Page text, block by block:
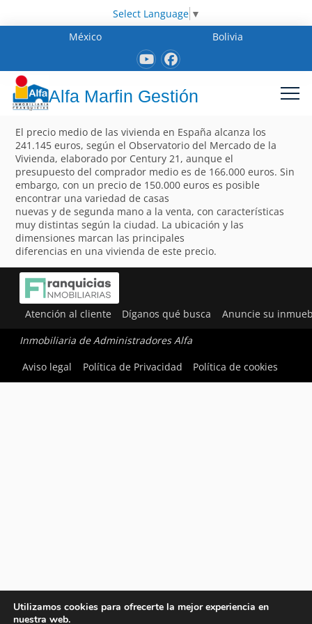
Select Language ▼
México
Bolivia
Alfa Marfin Gestión
El precio medio de las vivienda en España alcanza los
241.145 euros, según el Observatorio del Mercado de la
Vivienda, elaborado por Century 21, aunque el
presupuesto del comprador medio es de 166.000 euros. Sin
embargo, con un precio de 150.000 euros es posible
encontrar una variedad de casas
nuevas y de segunda mano a la venta, con características
muy distintas según la ciudad. La ubicación y las
dimensiones marcan las principales
diferencias en una vivienda de este precio.
Atención al cliente Díganos qué busca Anuncie su
Inmobiliaria de Administradores Alfa
Aviso legal
Política de Privacidad Política de cookies
Utilizamos cookies para ofrecerte la mejor experiencia en
nuestra web.